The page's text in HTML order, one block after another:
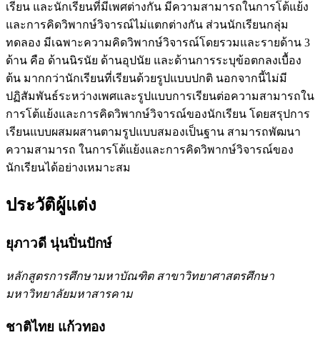
เรียน และนักเรียนที่มีเพศต่างกัน มีความสามารถในการโต้แย้ง
และการคิดวิพากษ์วิจารณ์ไม่แตกต่างกัน ส่วนนักเรียนกลุ่ม
ทดลอง มีเฉพาะความคิดวิพากษ์วิจารณ์โดยรวมและรายด้าน 3
ด้าน คือ ด้านนิรนัย ด้านอุปนัย และด้านการระบุข้อตกลงเบื้อง
ต้น มากกว่านักเรียนที่เรียนด้วยรูปแบบปกติ นอกจากนี้ไม่มี
ปฏิสัมพันธ์ระหว่างเพศและรูปแบบการเรียนต่อความสามารถใน
การโต้แย้งและการคิดวิพากษ์วิจารณ์ของนักเรียน โดยสรุปการ
เรียนแบบผสมผสานตามรูปแบบสมองเป็นฐาน สามารถพัฒนา
ความสามารถ ในการโต้แย้งและการคิดวิพากษ์วิจารณ์ของ
นักเรียนได้อย่างเหมาะสม
ประวัติผู้แต่ง
ยุภาวดี นุ่นปิ่นปักษ์
หลักสูตรการศึกษามหาบัณฑิต สาขาวิทยาศาสตรศึกษา
มหาวิทยาลัยมหาสารคาม
ชาติไทย แก้วทอง